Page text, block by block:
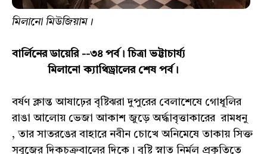
মিলানো মিউজিয়াম।
বার্লিনের ডায়েরি --৩৪ পর্ব। চিত্রা ভট্টাচার্য্য
মিলানো ক্যাথিড্রালের শেষ পর্ব।
বর্ষণ ক্লান্ত আষাঢ়ের বৃষ্টিঝরা দুপুরের বেলাশেষে গোধূলির
রাঙা আলোয় ভেজা আকাশ জুড়ে অর্দ্ধাবৃত্তাকারের রামধনু
, তার সাতরঙের বাহারে নবীন চোখে অনিমেষে তাকায় সিক্ত
সবুজের দিকচক্রবালের দিকে। বৃষ্টি স্নাত নির্মল প্রকৃতিতে